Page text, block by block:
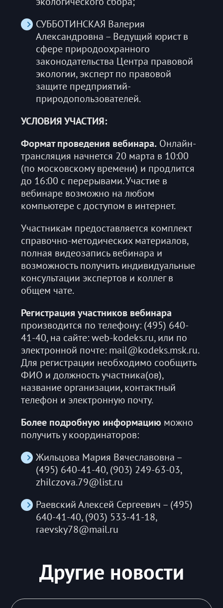
СУББОТИНСКАЯ Валерия
Александровна – Ведущий юрист в
сфере природоохранного
законодательства Центра правовой
экологии, эксперт по правовой
защите предприятий-
природопользователей.
УСЛОВИЯ УЧАСТИЯ:
Формат проведения вебинара. Онлайн-
трансляция начнется 20 марта в 10:00
(по московскому времени) и продлится
до 16:00 с перерывами. Участие в
вебинаре возможно на любом
компьютере с доступом в интернет.
Участникам предоставляется комплект
справочно-методических материалов,
полная видеозапись вебинара и
возможность получить индивидуальные
консультации экспертов и коллег в
общем чате.
Регистрация участников вебинара
производится по телефону: (495) 640-
41-40, на сайте: web-kodeks.ru, или по
электронной почте: mail@kodeks.msk.ru.
Для регистрации необходимо сообщить
ФИО и должность участника(ов),
название организации, контактный
телефон и электронную почту.
Более подробную информацию можно
получить у координаторов:
Жильцова Мария Вячеславовна –
(495) 640-41-40, (903) 249-63-03,
zhilczova.79@list.ru
Раевский Алексей Сергеевич – (495)
640-41-40, (903) 533-41-18,
raevsky78@mail.ru
Другие новости